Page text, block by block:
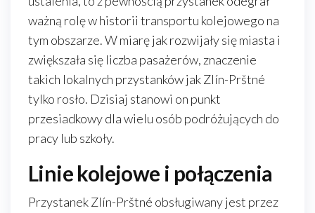
ważną rolę w historii transportu kolejowego na
tym obszarze. W miarę jak rozwijały się miasta i
zwiększała się liczba pasażerów, znaczenie
takich lokalnych przystanków jak Zlín-Prštné
tylko rosło. Dzisiaj stanowi on punkt
przesiadkowy dla wielu osób podróżujących do
pracy lub szkoły.
Linie kolejowe i połączenia
Przystanek Zlín-Prštné obsługiwany jest przez